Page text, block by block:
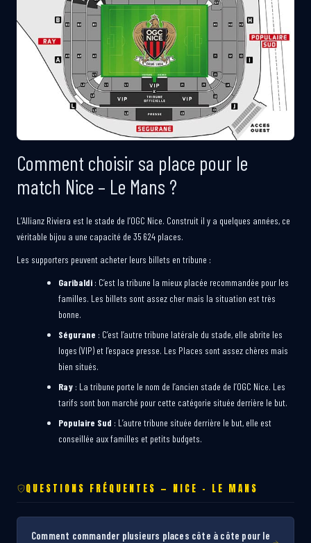
Comment choisir sa place pour le
match Nice – Le Mans ?
L’Allianz Riviera est le stade de l’OGC Nice. Construit il y a quelques années, ce
véritable bijou a une capacité de 35 624 places.
Les supporters peuvent acheter leurs billets en tribune :
Garibaldi : C’est la tribune la mieux placée recommandée pour les
familles. Les billets sont assez cher mais la situation est très
bonne.
Ségurane : C’est l’autre tribune latérale du stade, elle abrite les
loges (VIP) et l’espace presse. Les Places sont assez chères mais
bien situés.
Ray : La tribune porte le nom de l’ancien stade de l’OGC Nice. Les
tarifs sont bon marché pour cette catégorie située derrière le but.
Populaire Sud : L’autre tribune située derrière le but, elle est
conseillée aux familles et petits budgets.
QUESTIONS FRÉQUENTES — NICE – LE MANS
Comment commander plusieurs places côte à côte pour le